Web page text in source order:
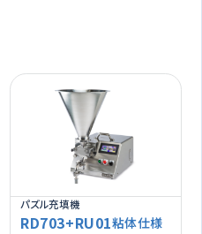
パズル充填機
RD703+RU01粘体仕様